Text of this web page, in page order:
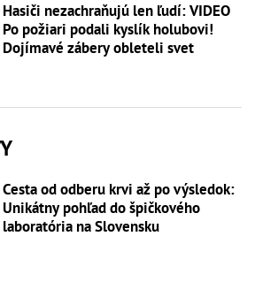
Hasiči nezachraňujú len ľudí: VIDEO
Po požiari podali kyslík holubovi!
Dojímavé zábery obleteli svet
Cesta od odberu krvi až po výsledok:
Unikátny pohľad do špičkového
laboratória na Slovensku